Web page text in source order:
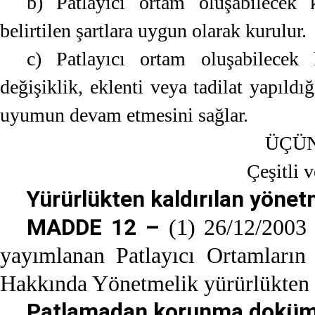
belirtilen şartlara uygun olarak kurulur.
c) Patlayıcı ortam oluşabilecek
değişiklik, eklenti veya tadilat
uyumun devam etmesini sağlar.
Çeşitli
Yürürlükten kaldırılan
MADDE 12 – (1) 26/12/2003
yayımlanan Patlayıcı
Hakkında Yönetmelik yürürlükten